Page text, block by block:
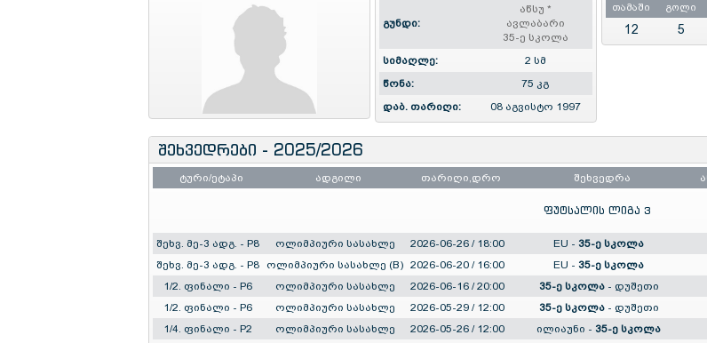
გუნდი:
აწსუ *
ავლაბარი
35-ე სკოლა
სიმაღლე:
2 სმ
წონა:
75 კგ
დაბ. თარიღი:
08 აგვისტო 1997
თამაში გოლი
12 5
შეხვედრები - 2025/2026
ტური/ეტაპი ადგილი თარიღი,დრო შეხვედრა
ფუტსალის ლიგა 3
შეხვ. მე-3 ადგ. - P8 ოლიმპიური სასახლე 2026-06-26 / 18:00 EU - 35-ე სკოლა
შეხვ. მე-3 ადგ. - P8
ოლიმპიური სასახლე (B) 2026-06-20 / 16:00 EU - 35-ე სკოლა
1/2. ფინალი - P6
ოლიმპიური სასახლე 2026-06-16 / 20:00 35-ე სკოლა- დუშეთი
1/2. ფინალი - P6
ოლიმპიური სასახლე 2026-05-29 / 12:00 35-ე სკოლა- დუშეთი
1/4. ფინალი - P2
ოლიმპიური სასახლე 2026-05-26 / 12:00 ილიაუნი - 35-ე სკოლა